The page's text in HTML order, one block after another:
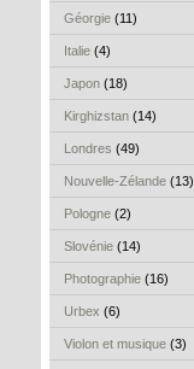
Géorgie (11)
Italie (4)
Japon (18)
Kirghizstan (14)
Londres (49)
Nouvelle-Zélande (13)
Pologne (2)
Slovénie (14)
Photographie (16)
Urbex (6)
Violon et musique (3)